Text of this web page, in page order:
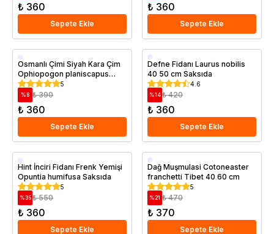
₺ 360
Sepete Ekle
₺ 360
Sepete Ekle
Saksıda
Osmanlı Çimi Siyah Kara Çim
Ophiopogon planiscapus
Nigramescens
5
% 8 ₺ 390
₺ 360
Sepete Ekle
Saksıda
Defne Fidanı Laurus nobilis
40 50 cm Saksıda
4.6
%14 ₺ 420
₺ 360
Sepete Ekle
Saksıda
Hint İnciri Fidanı Frenk Yemişi
Opuntia humifusa Saksıda
5
%35 ₺ 550
₺ 360
Sepete Ekle
Saksıda
Dağ Muşmulasi Cotoneaster
franchetti Tibet 40 60 cm
5
%21 ₺ 470
₺ 370
Sepete Ekle